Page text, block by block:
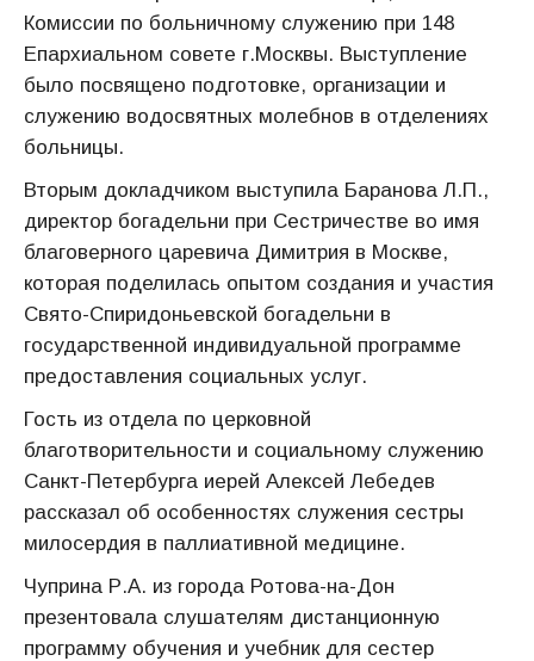
Комиссии по больничному служению при 148
Епархиальном совете г.Москвы. Выступление
было посвящено подготовке, организации и
служению водосвятных молебнов в отделениях
больницы.
Вторым докладчиком выступила Баранова Л.П.,
директор богадельни при Сестричестве во имя
благоверного царевича Димитрия в Москве,
которая поделилась опытом создания и участия
Свято-Спиридоньевской богадельни в
государственной индивидуальной программе
предоставления социальных услуг.
Гость из отдела по церковной
благотворительности и социальному служению
Санкт-Петербурга иерей Алексей Лебедев
рассказал об особенностях служения сестры
милосердия в паллиативной медицине.
Чуприна Р.А. из города Ротова-на-Дон
презентовала слушателям дистанционную
программу обучения и учебник для сестер